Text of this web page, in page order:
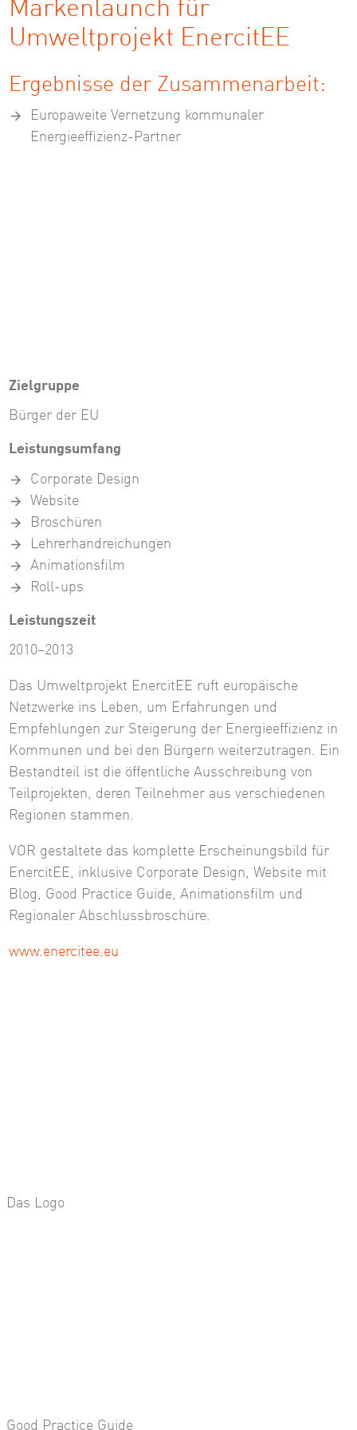
Markenlaunch für
Umweltprojekt EnercitEE
Ergebnisse der Zusammenarbeit:
Europaweite Vernetzung kommunaler
Energieeffizienz-Partner
Zielgruppe
Bürger der EU
Leistungsumfang
Corporate Design
Website
Broschüren
Lehrerhandreichungen
Animationsfilm
Roll-ups
Leistungszeit
2010–2013
Das Umweltprojekt EnercitEE ruft europäische
Netzwerke ins Leben, um Erfahrungen und
Empfehlungen zur Steigerung der Energieeffizienz in
Kommunen und bei den Bürgern weiterzutragen. Ein
Bestandteil ist die öffentliche Ausschreibung von
Teilprojekten, deren Teilnehmer aus verschiedenen
Regionen stammen.
VOR gestaltete das komplette Erscheinungsbild für
EnercitEE, inklusive Corporate Design, Website mit
Blog, Good Practice Guide, Animationsfilm und
Regionaler Abschlussbroschüre.
www.enercitee.eu
Das Logo
Good Practice Guide